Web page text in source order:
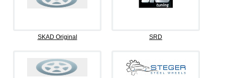
SKAD Original SRD